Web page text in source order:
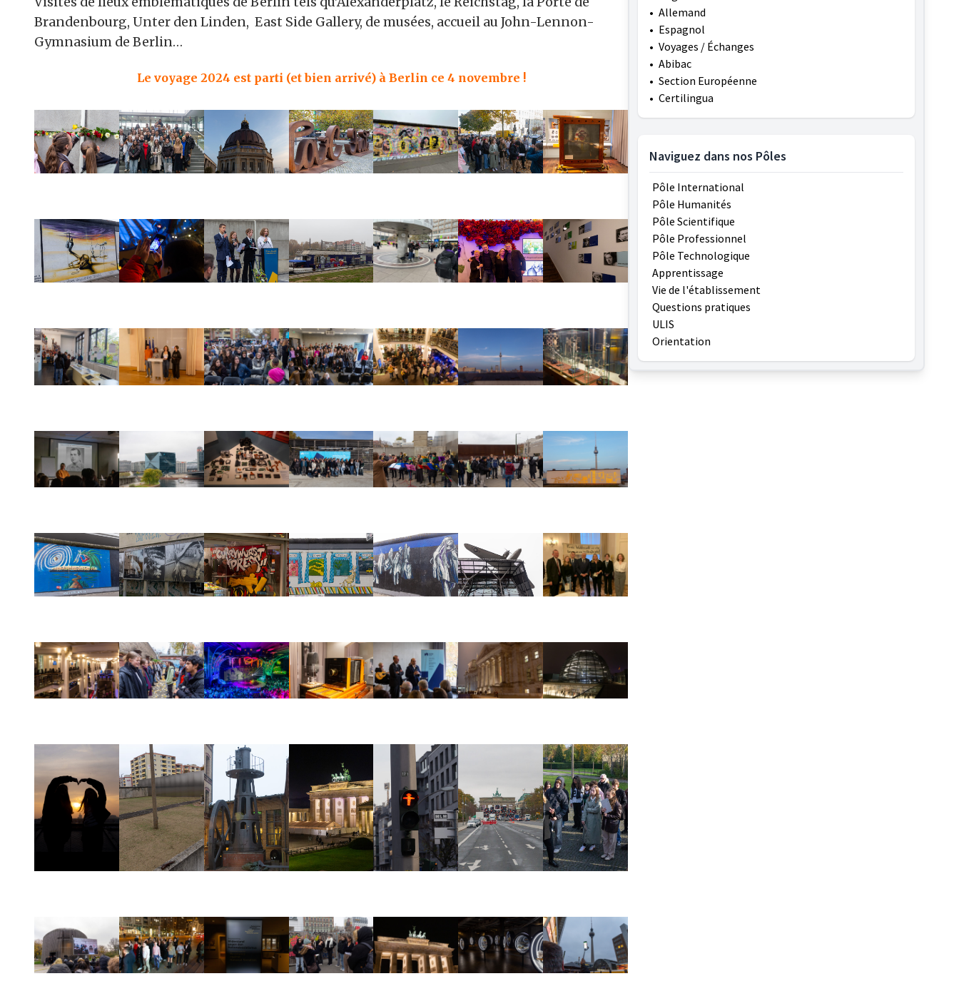
Brandenbourg, Unter den Linden, East Side Gallery, de musées, accueil au John-Lennon-
Gymnasium de Berlin…
Le voyage 2024 est parti (et bien arrivé) à Berlin ce 4 novembre !
• Allemand
• Espagnol
• Voyages / Échanges
• Abibac
• Section Européenne
• Certilingua
Naviguez dans nos Pôles
Pôle International
Pôle Humanités
Pôle Scientifique
Pôle Professionnel
Pôle Technologique
Apprentissage
Vie de l'établissement
Questions pratiques
ULIS
Orientation